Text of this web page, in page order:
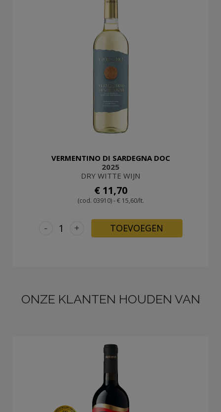
VERMENTINO DI SARDEGNA DOC
2025
DRY WITTE WIJN
€ 11,70
(cod. 03910) - € 15,60/lt.
+
- TOEVOEGEN
ONZE KLANTEN HOUDEN VAN